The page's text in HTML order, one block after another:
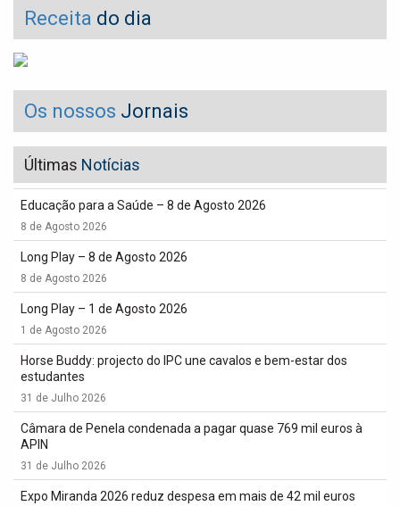
Receita do dia
Os nossos Jornais
Últimas Notícias
Educação para a Saúde – 8 de Agosto 2026
8 de Agosto 2026
Long Play – 8 de Agosto 2026
8 de Agosto 2026
Long Play – 1 de Agosto 2026
1 de Agosto 2026
Horse Buddy: projecto do IPC une cavalos e bem-estar dos
estudantes
31 de Julho 2026
Câmara de Penela condenada a pagar quase 769 mil euros à
APIN
31 de Julho 2026
Expo Miranda 2026 reduz despesa em mais de 42 mil euros